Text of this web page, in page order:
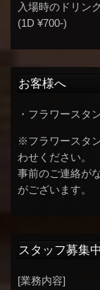
入場時のドリン
(1D ¥700-)
お客様へ
・フラワースタ
※フラワースタ
わせください。
事前のご連絡が
がございます。
スタッフ募集中
[業務内容]